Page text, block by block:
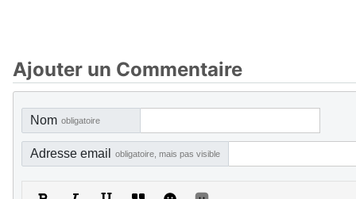
Ajouter un Commentaire
Nom obligatoire
Adresse email obligatoire, mais pas visible